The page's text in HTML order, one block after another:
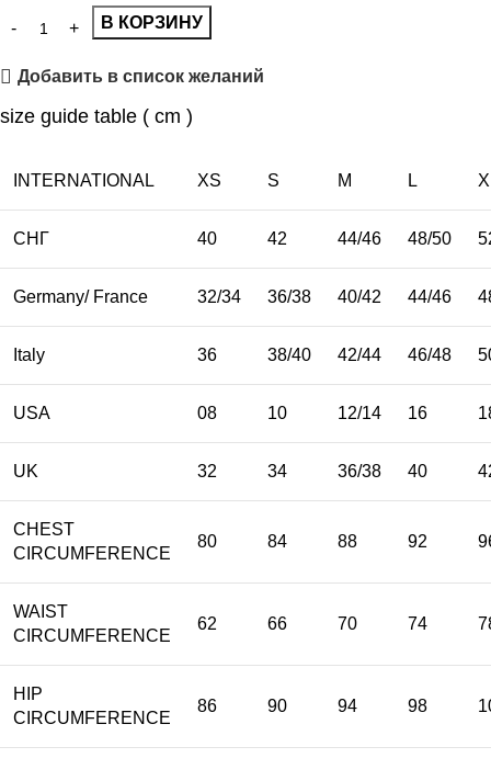
В КОРЗИНУ
Добавить в список желаний
size guide table ( cm )
INTERNATIONAL XS S M L
СНГ 40 42 44/46 48/50
Germany/ France 32/34 36/38 40/42 44/46
Italy 36 38/40 42/44 46/48
USA 08 10 12/14 16
UK 32 34 36/38 40
CHEST
CIRCUMFERENCE
80 84 88 92
WAIST
CIRCUMFERENCE
62 66 70 74
HIP
CIRCUMFERENCE
86 90 94 98